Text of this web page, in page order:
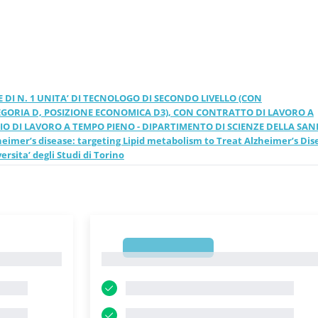
HSV-1 and Alzheimer’s
Treat Alzheimer’s
- Piemonte -
2026 aggiornati
N. 1 UNITA’ DI TECNOLOGO DI SECONDO LIVELLO (CON
D, POSIZIONE ECONOMICA D3), CON CONTRATTO DI LAVORO A
DI LAVORO A TEMPO PIENO - DIPARTIMENTO DI SCIENZE DELLA
disease: targeting Lipid metabolism to Treat Alzheimer’s
degli Studi di Torino